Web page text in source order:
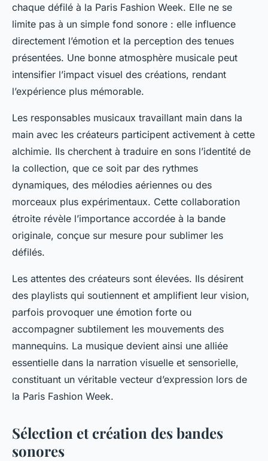
chaque défilé à la Paris Fashion Week. Elle ne se
limite pas à un simple fond sonore : elle influence
directement l’émotion et la perception des tenues
présentées. Une bonne atmosphère musicale peut
intensifier l’impact visuel des créations, rendant
l’expérience plus mémorable.
Les responsables musicaux travaillant main dans la
main avec les créateurs participent activement à cette
alchimie. Ils cherchent à traduire en sons l’identité de
la collection, que ce soit par des rythmes
dynamiques, des mélodies aériennes ou des
morceaux plus expérimentaux. Cette collaboration
étroite révèle l’importance accordée à la bande
originale, conçue sur mesure pour sublimer les
défilés.
Les attentes des créateurs sont élevées. Ils désirent
des playlists qui soutiennent et amplifient leur vision,
parfois provoquer une émotion forte ou
accompagner subtilement les mouvements des
mannequins. La musique devient ainsi une alliée
essentielle dans la narration visuelle et sensorielle,
constituant un véritable vecteur d’expression lors de
la Paris Fashion Week.
Sélection et création des bandes
sonores